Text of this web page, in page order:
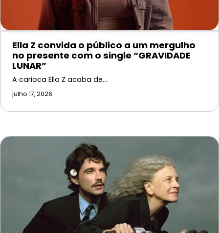
Ella Z convida o público a um mergulho
no presente com o single “GRAVIDADE
LUNAR”
A carioca Ella Z acaba de…
julho 17, 2026